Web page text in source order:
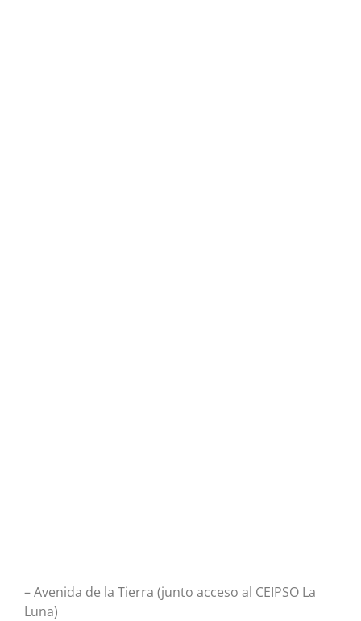
– Avenida de la Tierra (junto acceso al CEIPSO La
Luna)